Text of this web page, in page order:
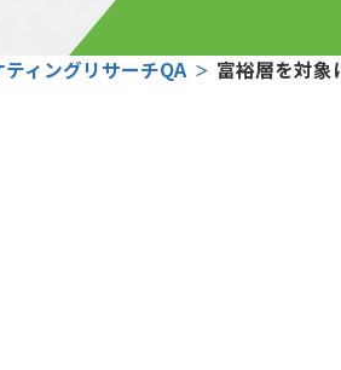
ティングリサーチQA 富裕層を対象